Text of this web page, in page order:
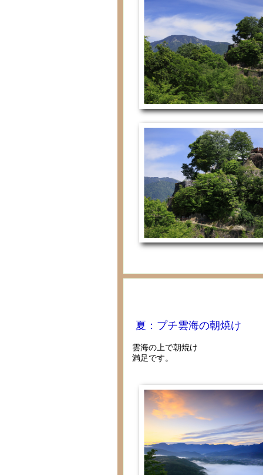
夏：プチ雲海の朝焼け
雲海の上で朝焼け
満足です。